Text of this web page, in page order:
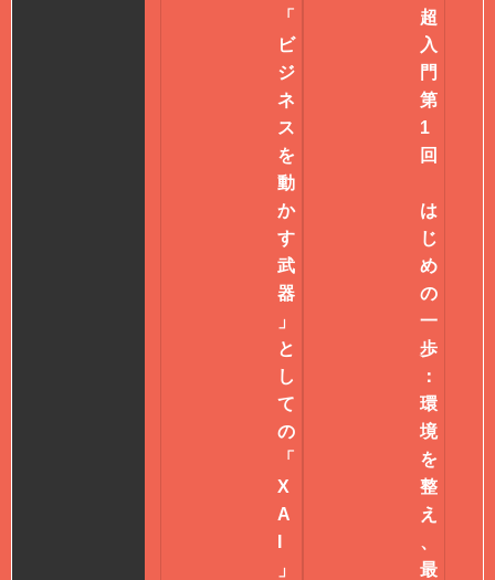
「
ビ
ジ
ネ
ス
を
動
か
す
武
器
」
と
し
て
の
「
X
A
」
超
入
門
第
1
回
は
じ
め
の
一
歩
：
環
境
を
整
え
、
最